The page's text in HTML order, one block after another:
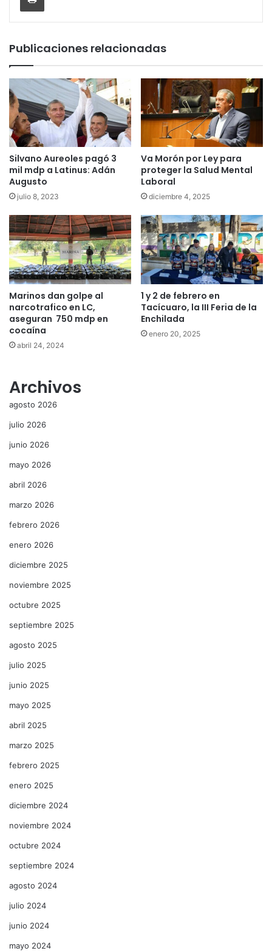
Publicaciones relacionadas
Silvano Aureoles pagó 3
mil mdp a Latinus: Adán
Augusto
julio 8, 2023
Va Morón por Ley para
proteger la Salud Mental
Laboral
diciembre 4, 2025
Marinos dan golpe al
narcotrafico en LC,
aseguran 750 mdp en
cocaína
abril 24, 2024
1 y 2 de febrero en
Tacícuaro, la III Feria de la
Enchilada
enero 20, 2025
Archivos
agosto 2026
julio 2026
junio 2026
mayo 2026
abril 2026
marzo 2026
febrero 2026
enero 2026
diciembre 2025
noviembre 2025
octubre 2025
septiembre 2025
agosto 2025
julio 2025
junio 2025
mayo 2025
abril 2025
marzo 2025
febrero 2025
enero 2025
diciembre 2024
noviembre 2024
octubre 2024
septiembre 2024
agosto 2024
julio 2024
junio 2024
mayo 2024